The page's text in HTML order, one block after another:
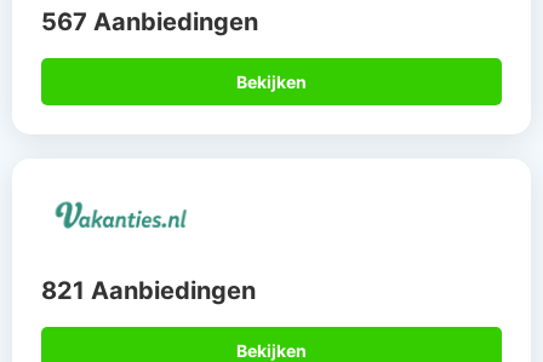
567 Aanbiedingen
Bekijken
821 Aanbiedingen
Bekijken